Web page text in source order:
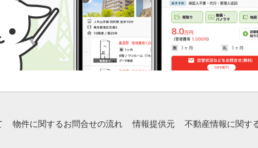
物件に関するお問合せの流れ 情報提供元 不動産情報に関す